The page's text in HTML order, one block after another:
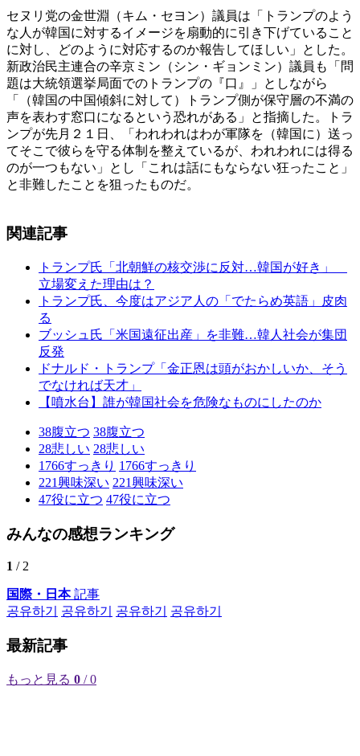
セヌリ党の金世淵（キム・セヨン）議員は「トランプのよう
な人が韓国に対するイメージを扇動的に引き下げていること
に対し、どのように対応するのか報告してほしい」とした。
新政治民主連合の辛京ミン（シン・ギョンミン）議員も「問
題は大統領選挙局面でのトランプの『口』」としながら
「（韓国の中国傾斜に対して）トランプ側が保守層の不満の
声を表わす窓口になるという恐れがある」と指摘した。トラ
ンプが先月２１日、「われわれはわが軍隊を（韓国に）送っ
てそこで彼らを守る体制を整えているが、われわれには得る
のが一つもない」とし「これは話にもならない狂ったこと」
と非難したことを狙ったものだ。
関連記事
トランプ氏「北朝鮮の核交渉に反対…韓国が好き」
立場変えた理由は？
トランプ氏、今度はアジア人の「でたらめ英語」皮肉
る
ブッシュ氏「米国遠征出産」を非難…韓人社会が集団
反発
ドナルド・トランプ「金正恩は頭がおかしいか、そう
でなければ天才」
【噴水台】誰が韓国社会を危険なものにしたのか
38腹立つ 38腹立つ
28悲しい 28悲しい
1766すっきり 1766すっきり
221興味深い 221興味深い
47役に立つ 47役に立つ
みんなの感想ランキング
1 / 2
国際・日本記事
공유하기
공유하기 공유하기 공유하기
最新記事
もっと見る 0 / 0